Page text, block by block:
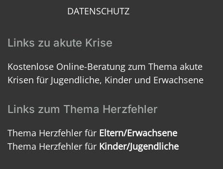
DATENSCHUTZ
Links zu akute Krise
Kostenlose Online-Beratung zum Thema akute
Krisen für Jugendliche, Kinder und Erwachsene
Links zum Thema Herzfehler
Thema Herzfehler für Eltern/Erwachsene
Thema Herzfehler für Kinder/Jugendliche